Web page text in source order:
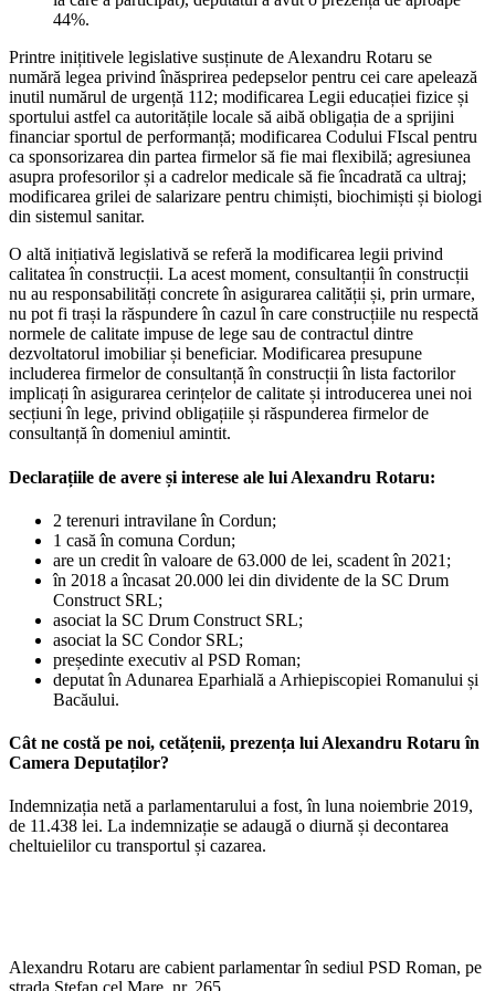
44%.
Printre inițitivele legislative susținute de Alexandru Rotaru se
numără legea privind înăsprirea pedepselor pentru cei care apelează
inutil numărul de urgență 112; modificarea Legii educației fizice și
sportului astfel ca autoritățile locale să aibă obligația de a sprijini
financiar sportul de performanță; modificarea Codului FIscal pentru
ca sponsorizarea din partea firmelor să fie mai flexibilă; agresiunea
asupra profesorilor și a cadrelor medicale să fie încadrată ca ultraj;
modificarea grilei de salarizare pentru chimiști, biochimiști și biologi
din sistemul sanitar.
O altă inițiativă legislativă se referă la modificarea legii privind
calitatea în construcții. La acest moment, consultanții în construcții
nu au responsabilități concrete în asigurarea calității și, prin urmare,
nu pot fi trași la răspundere în cazul în care construcțiile nu respectă
normele de calitate impuse de lege sau de contractul dintre
dezvoltatorul imobiliar și beneficiar. Modificarea presupune
includerea firmelor de consultanță în construcții în lista factorilor
implicați în asigurarea cerințelor de calitate și introducerea unei noi
secțiuni în lege, privind obligațiile și răspunderea firmelor de
consultanță în domeniul amintit.
Declarațiile de avere și interese ale lui Alexandru Rotaru:
2 terenuri intravilane în Cordun;
1 casă în comuna Cordun;
are un credit în valoare de 63.000 de lei, scadent în 2021;
în 2018 a încasat 20.000 lei din dividente de la SC Drum
Construct SRL;
asociat la SC Drum Construct SRL;
asociat la SC Condor SRL;
președinte executiv al PSD Roman;
deputat în Adunarea Eparhială a Arhiepiscopiei Romanului și
Bacăului.
Cât ne costă pe noi, cetățenii, prezența lui Alexandru Rotaru în
Camera Deputaților?
Indemnizația netă a parlamentarului a fost, în luna noiembrie 2019,
de 11.438 lei. La indemnizație se adaugă o diurnă și decontarea
cheltuielilor cu transportul și cazarea.
Alexandru Rotaru are cabient parlamentar în sediul PSD Roman, pe